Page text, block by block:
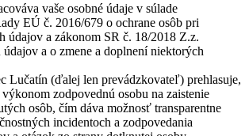
vaše osobné údaje v súlade
EÚ č. 2016/679 o ochrane osôb pri
údajov a zákonom SR č. 18/2018 Z.z.
údajov a o zmene a doplnení niektorých
Lučatín (ďalej len prevádzkovateľ) prehlasuje,
zodpovednú osobu na zaistenie
osôb, čím dáva možnosť transparentne
incidentoch a zodpovedania